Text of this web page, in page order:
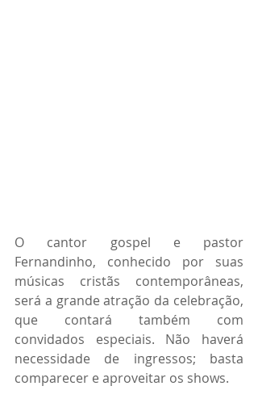
O cantor gospel e pastor
Fernandinho, conhecido por suas
músicas cristãs contemporâneas,
será a grande atração da celebração,
que contará também com
convidados especiais. Não haverá
necessidade de ingressos; basta
comparecer e aproveitar os shows.